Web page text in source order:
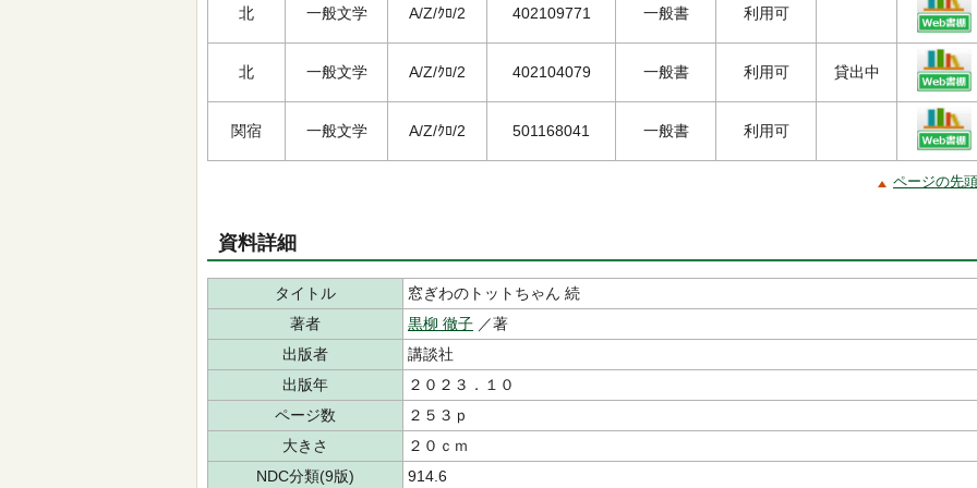
北 一般文学 A/Z/ｸﾛ/2 402109771 一般書 利用可
北 一般文学 A/Z/ｸﾛ/2 402104079 一般書 利用可 貸出中
関宿 一般文学 A/Z/ｸﾛ/2 501168041 一般書 利用可
ページの先
資料詳細
タイトル
窓ぎわのトットちゃん 続
著者
黒柳 徹子 ／著
出版者
講談社
出版年
２０２３．１０
ページ数
２５３ｐ
大きさ
２０ｃｍ
NDC分類(9版)
914.6